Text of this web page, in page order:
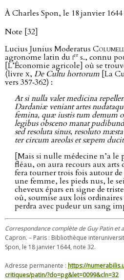
À Charles Spon, le 18 janvier 1644
Note [32]
Lucius Junius Moderatus
agronome latin du ier s., connu
[L’Économie agricole] où se
(livre x, De Cultu hortorum [La
vers 357‑362) :
At si nulla valet medicina
Dardaniæ veniant artes
femina, quæ iustis tum demum
legibus obsceno manat
sed resoluta sinus, resoluto
ter circum areolas et sæpem
[Mais si nulle médecine n’a le
fléau, on aura recours aux arts
fera tourner trois fois autour
une femme, les pieds nus, le
cheveux épars en signe de
où, soumise aux lois ordinaires
perdra avec pudeur un sang
Correspondance complète de Guy Patin et
Capron. – Paris : Bibliothèque
Spon, le 18 janvier 1644, note 32.
Adresse permanente : https://
critiques/patin/?do=pg&let=0099&cln=32